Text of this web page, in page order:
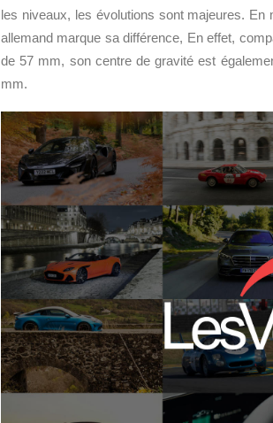
les niveaux, les évolutions sont majeures. En
allemand marque sa différence, En effet,
de 57 mm, son centre de gravité est
mm.